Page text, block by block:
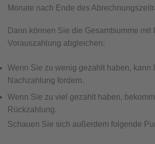
Monate nach Ende des
Dann können Sie die Gesamtsumme mit
Vorauszahlung abgleichen:
Wenn Sie zu wenig gezahlt haben, kann
Nachzahlung fordern.
Wenn Sie zu viel gezahlt haben,
Rückzahlung.
Schauen Sie sich außerdem folgende